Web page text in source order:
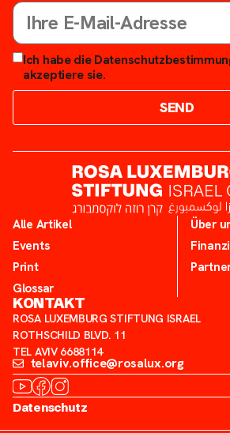
Ich habe die
akzeptiere sie.
SEND
Alle Artikel
Events
Print
Glossar
Über
KONTAKT
ROSA LUXEMBURG STIFTUNG ISRAEL
ROTHSCHILD BLVD. 11
TEL AVIV 6688114
telaviv.office@rosalux.org
Datenschutz